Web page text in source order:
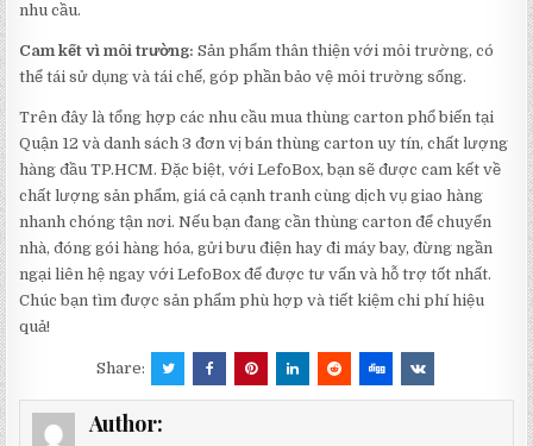
nhu cầu.
Cam kết vì môi trường: Sản phẩm thân thiện với môi trường, có
thể tái sử dụng và tái chế, góp phần bảo vệ môi trường sống.
Trên đây là tổng hợp các nhu cầu mua thùng carton phổ biến tại
Quận 12 và danh sách 3 đơn vị bán thùng carton uy tín, chất lượng
hàng đầu TP.HCM. Đặc biệt, với LefoBox, bạn sẽ được cam kết về
chất lượng sản phẩm, giá cả cạnh tranh cùng dịch vụ giao hàng
nhanh chóng tận nơi. Nếu bạn đang cần thùng carton để chuyển
nhà, đóng gói hàng hóa, gửi bưu điện hay đi máy bay, đừng ngần
ngại liên hệ ngay với LefoBox để được tư vấn và hỗ trợ tốt nhất.
Chúc bạn tìm được sản phẩm phù hợp và tiết kiệm chi phí hiệu
quả!
Share:
Author: